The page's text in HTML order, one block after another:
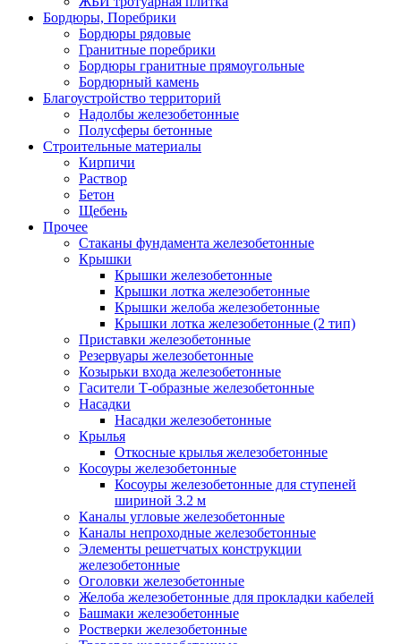
Бордюры, Поребрики
Бордюры рядовые
Гранитные поребрики
Бордюры гранитные прямоугольные
Бордюрный камень
Благоустройство территорий
Надолбы железобетонные
Полусферы бетонные
Строительные материалы
Кирпичи
Раствор
Бетон
Щебень
Прочее
Стаканы фундамента железобетонные
Крышки
Крышки железобетонные
Крышки лотка железобетонные
Крышки желоба железобетонные
Крышки лотка железобетонные (2 тип)
Приставки железобетонные
Резервуары железобетонные
Козырьки входа железобетонные
Гасители Т-образные железобетонные
Насадки
Насадки железобетонные
Крылья
Откосные крылья железобетонные
Косоуры железобетонные
Косоуры железобетонные для ступеней
шириной 3.2 м
Каналы угловые железобетонные
Каналы непроходные железобетонные
Элементы решетчатых конструкции
железобетонные
Оголовки железобетонные
Желоба железобетонные для прокладки кабелей
Башмаки железобетонные
Ростверки железобетонные